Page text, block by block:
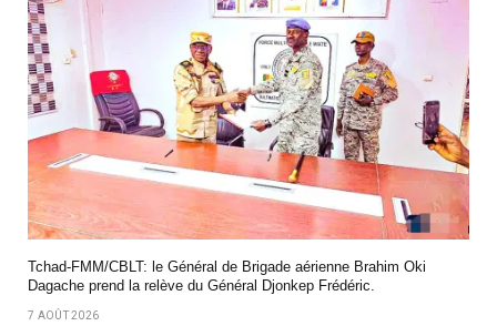
Tchad-FMM/CBLT: le Général de Brigade aérienne Brahim Oki
Dagache prend la relève du Général Djonkep Frédéric.
7 AOÛT 2026